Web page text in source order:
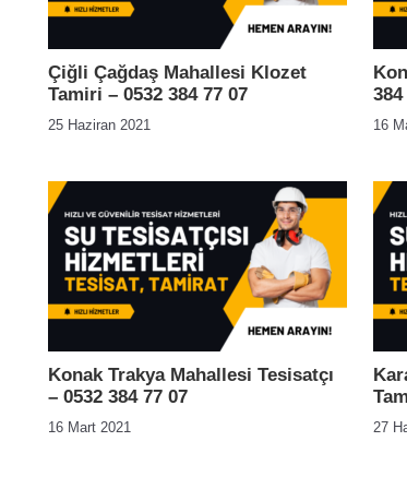
Çiğli Çağdaş Mahallesi Klozet
Tamiri – 0532 384 77 07
25 Haziran 2021
384
16
Konak Trakya Mahallesi Tesisatçı
– 0532 384 77 07
16 Mart 2021 27